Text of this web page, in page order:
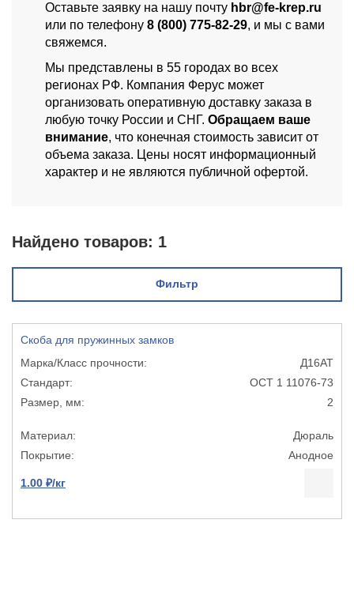
Оставьте заявку на нашу почту hbr@fe-krep.ru
или по телефону 8 (800) 775-82-29, и мы с вами
свяжемся.
Мы представлены в 55 городах во всех
регионах РФ. Компания Ферус может
организовать оперативную доставку заказа в
любую точку России и СНГ. Обращаем ваше
внимание, что конечная стоимость зависит от
объема заказа. Цены носят информационный
характер и не являются публичной офертой.
Найдено товаров: 1
Фильтр
Скоба для пружинных замков
Д16АТ
ОСТ 1 11076-73
2
Дюраль
Анодное
1.00 ₽/кг